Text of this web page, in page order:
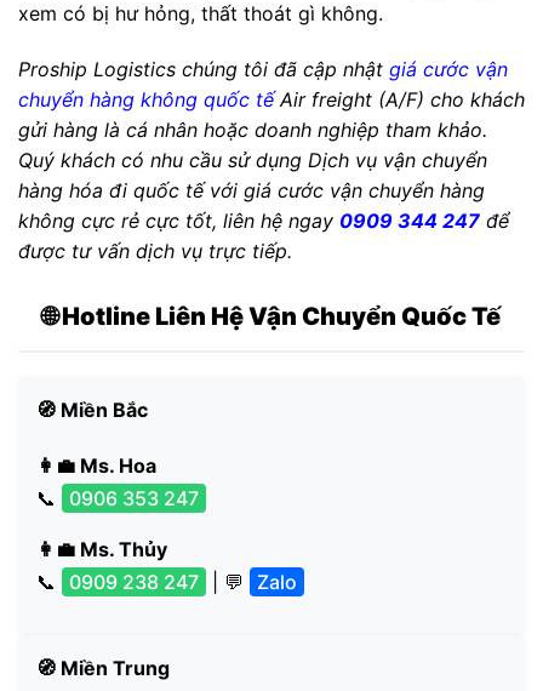
xem có bị hư hỏng, thất thoát gì không.
Proship Logistics chúng tôi đã cập nhật giá cước vận
chuyển hàng không quốc tếAir freight (A/F) cho khách
gửi hàng là cá nhân hoặc doanh nghiệp tham khảo.
Quý khách có nhu cầu sử dụng Dịch vụ vận chuyển
hàng hóa đi quốc tế với giá cước vận chuyển hàng
không cực rẻ cực tốt, liên hệ ngay 0909 344 247 để
được tư vấn dịch vụ trực tiếp.
🌐 Hotline Liên Hệ Vận Chuyển Quốc Tế
🧭 Miền Bắc
👩‍💼 Ms. Hoa
📞
0906 353 247
👩‍💼 Ms. Thủy
📞
0909 238 247 | 💬 Zalo
🧭 Miền Trung